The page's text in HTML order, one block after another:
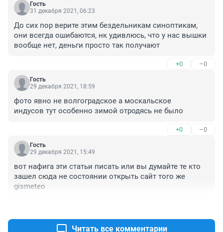
Гость
31 декабря 2021, 06:23
До сих пор верите этим бездельникам синоптикам,
они всегда ошибаются, нк удивлюсь, что у нас вышки
вообще нет, деньги просто так получают
+0 –0
Гость
29 декабря 2021, 18:59
фото явно не волгоградское а москальское
индусов тут особенно зимой отродясь не было
+0 –0
Гость
29 декабря 2021, 15:49
вот нафига эти статьи писать или вы думайте те кто
зашел сюда не состоянии открыть сайт того же
gismeteo
Читать все комментарии